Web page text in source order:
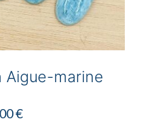
Aigue-marine
€